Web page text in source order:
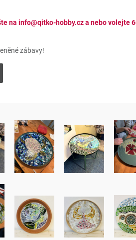
na info@qitko-hobby.cz a nebo volejte
zábavy!